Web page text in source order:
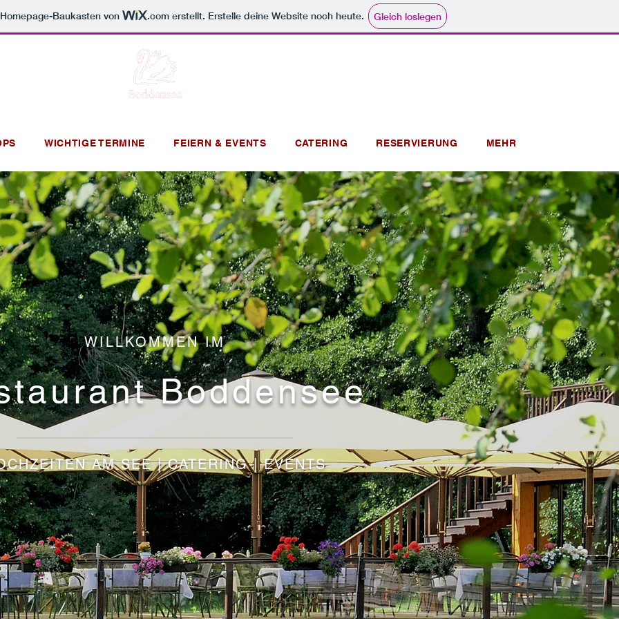
Baukasten von .com erstellt. Erstelle deine Website noch heute. Gleich loslegen
WICHTIGE TERMINE FEIERN & EVENTS CATERING RESERVIERUNG MEHR
WILLKOMMEN IM
Boddensee
AM SEE | CATERING | EVENTS